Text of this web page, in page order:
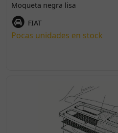
Moqueta negra lisa
FIAT
Pocas unidades en stock